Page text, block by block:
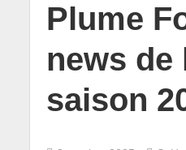
Plume
news de
saison